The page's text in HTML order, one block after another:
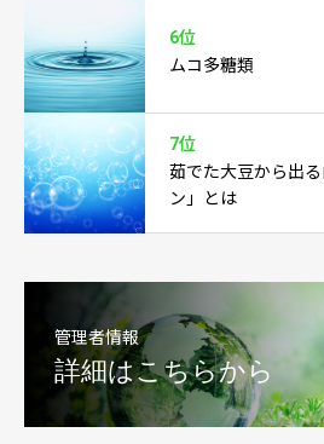
6位
ムコ多糖類
7位
茹でた大豆から出
ン」とは
管理者情報
詳細はこちらから